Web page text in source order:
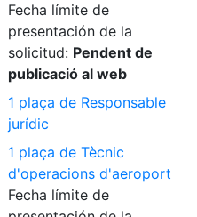
Fecha límite de
presentación de la
solicitud: Pendent de
publicació al web
1 plaça de Responsable
jurídic
1 plaça de Tècnic
d'operacions d'aeroport
Fecha límite de